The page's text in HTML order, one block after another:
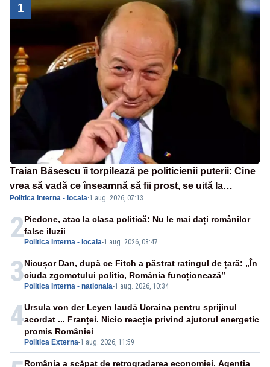
1
Traian Băsescu îi torpilează pe politicienii puterii: Cine
vrea să vadă ce înseamnă să fii prost, se uită la
România
Politica Interna - locala·1 aug. 2026, 07:13
2 Politica Interna - locala-1 aug. 2026, 08:47
Piedone, atac la clasa politică: Nu le mai dați românilor
false iluzii
3 Politica Interna - nationala-1 aug. 2026, 10:34
Nicușor Dan, după ce Fitch a păstrat ratingul de țară: „În
ciuda zgomotului politic, România funcționează”
4
Politica Externa-1 aug. 2026, 11:59
Ursula von der Leyen laudă Ucraina pentru sprijinul
acordat ... Franței. Nicio reacție privind ajutorul energetic
promis României
România a scăpat de retrogradarea economiei. Agenția